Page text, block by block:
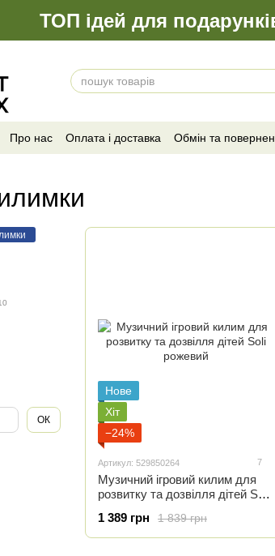
ТОП ідей для
Про нас Оплата і доставка Обмін та
Відгуки про магазин
Нове
Хіт
−24%
Артикул: 529850264 7
Музичний ігровий килим для
розвитку та дозвілля дітей Soli
1 839 грн
1 389 грн
ОК